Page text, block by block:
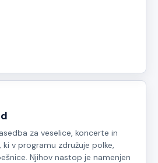
za veselice, koncerte in
ki v programu združuje polke,
Njihov nastop je namenjen